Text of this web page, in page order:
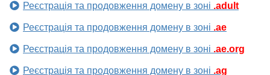
Реєстрація та продовження домену в зоні .adult
Реєстрація та продовження домену в зоні .ae
Реєстрація та продовження домену в зоні .ae.org
Реєстрація та продовження домену в зоні .ag